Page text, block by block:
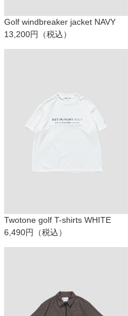
Golf windbreaker jacket NAVY
13,200円（税込）
Twotone golf T-shirts WHITE
6,490円（税込）